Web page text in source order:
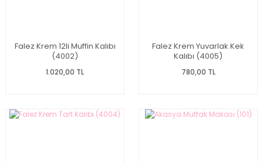
Falez Krem 12li Muffin Kalıbı
(4002)
1.020,00 TL
Falez Krem Yuvarlak Kek
Kalıbı (4005)
780,00 TL